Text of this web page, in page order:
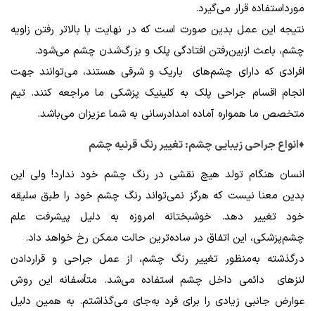
مورداستفاده قرار می‌گیرد.
نتیجه این عمل بدین صورت است که در نهایت با بالاتر رفتن زاویه
چشم، باعث ازبین‌رفتن افتادگی پلک و بزرگ‌شدن چشم می‌شود.
افرادی که دارای چشم‌های باریک و شرقی هستند، می‌توانند جهت
انجام اقسام جراحی پلک به کلینیک پزشکی ما مراجعه کنند. تیم
متخصص ما همواره آماده امدادرسانی به شما عزیزان می‌باشد.
♦انواع جراحی زیبایی چشم: تغییر رنگ قرنیه چشم
انسان هنگام تولد هیچ نقشی در رنگ چشم خود ندارد! ولی این
بدین معنا نیست که هرگز نمی‌تواند رنگ چشم خود را طبق سلیقه
خود تغییر دهد. خوشبختانه امروزه به دلیل پیشرفت علم
چشم‌پزشکی، این اتفاق در ساده‌ترین حالت ممکن رخ خواهد داد.
درگذشته به‌منظور تغییر رنگ چشم، از عمل جراحی و قراردادن
لنز‌های دائمی داخل چشم استفاده می‌شد. متأسفانه این روش
عوارض جانبی زیادی را برای فرد به‌جای می‌گذاشتم. به همین دلیل